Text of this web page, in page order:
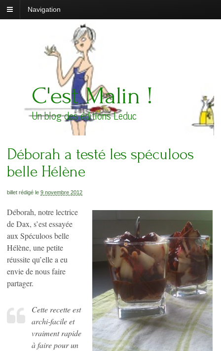
Navigation
C'est Malin !
Un blog des éditions Leduc
Déborah a testé les spéculoos
belle Hélène
billet rédigé le 9 novembre 2012
Déborah, notre lectrice
de Dax, s’est essayée
aux Spéculoos belle
Hélène, une petite
réussite qu’elle a eu
envie de nous faire
partager.
Cette recette est
archi-facile et
vraiment rapide
à faire pour un